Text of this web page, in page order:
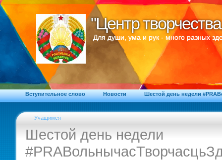
"Центр
"Центр
Для души, ума и рук - много разных
Вступительное слово Новости Шестой день недели
Учащимся
Шестой день недели